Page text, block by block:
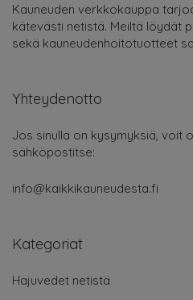
Kauneuden verkkokauppa
kätevästi netistä. Meiltä löydät
sekä kauneudenhoitotuotteet
Yhteydenotto
Jos sinulla on kysymyksiä, voit
sähköpostitse:
info@kaikkikauneudesta.fi
Kategoriat
Hajuvedet netistä